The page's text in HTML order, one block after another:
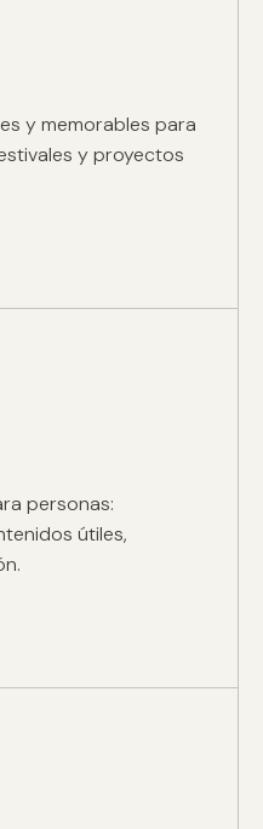
y memorables para
y proyectos
personas:
útiles,